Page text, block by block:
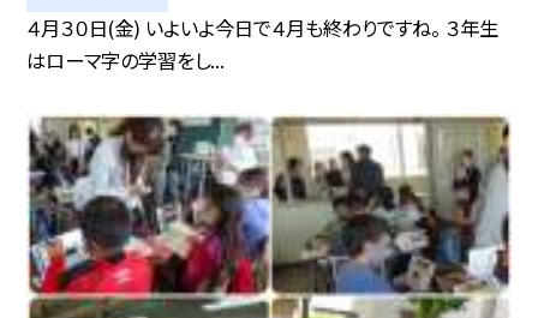
４月３０日(金) いよいよ今日で４月も終わりですね。 ３年生
はローマ字の学習をし...